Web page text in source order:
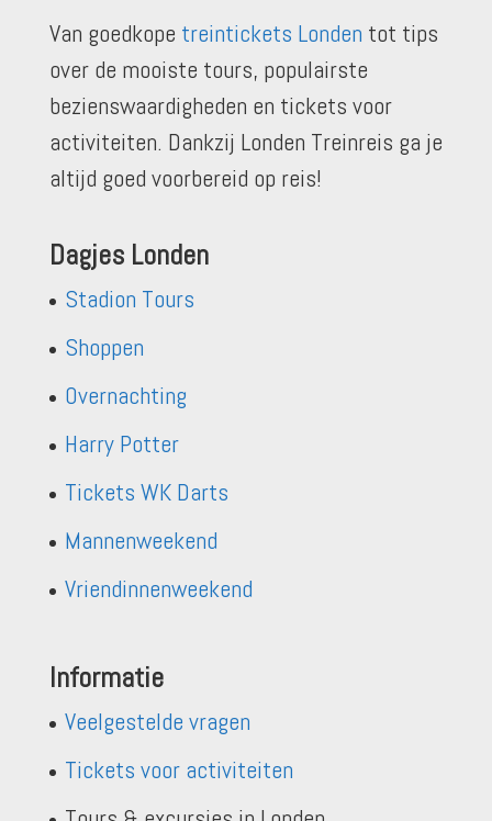
Van goedkope treintickets Londen tot tips
over de mooiste tours, populairste
bezienswaardigheden en tickets voor
activiteiten. Dankzij Londen Treinreis ga je
altijd goed voorbereid op reis!
Dagjes Londen
Stadion Tours
Shoppen
Overnachting
Harry Potter
Tickets WK Darts
Mannenweekend
Vriendinnenweekend
Informatie
Veelgestelde vragen
Tickets voor activiteiten